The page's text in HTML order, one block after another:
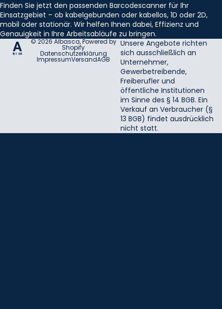
Finden Sie jetzt den passenden Barcodescanner für Ihr
Einsatzgebiet – ob kabelgebunden oder kabellos, 1D oder 2D,
mobil oder stationär. Wir helfen Ihnen dabei, Effizienz und
Genauigkeit in Ihre Arbeitsabläufe zu bringen.
© 2026Albasca, Powered by
Shopify
Datenschutzerklärung
ImpressumVersandAGB
Unsere Angebote richten
sich ausschließlich an
Unternehmer,
Gewerbetreibende,
Freiberufler und
öffentliche Institutionen
im Sinne des § 14 BGB. Ein
Verkauf an Verbraucher (§
13 BGB) findet ausdrücklich
nicht statt.